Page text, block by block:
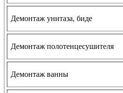
Демонтаж унитаза, биде
Демонтаж полотенцесушителя
Демонтаж ванны